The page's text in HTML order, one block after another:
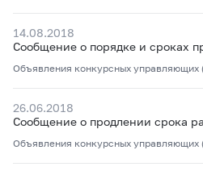
14.08.2018
Сообщение о порядке и сроках
Объявления конкурсных управляющих
26.06.2018
Сообщение о продлении срока
Объявления конкурсных управляющих